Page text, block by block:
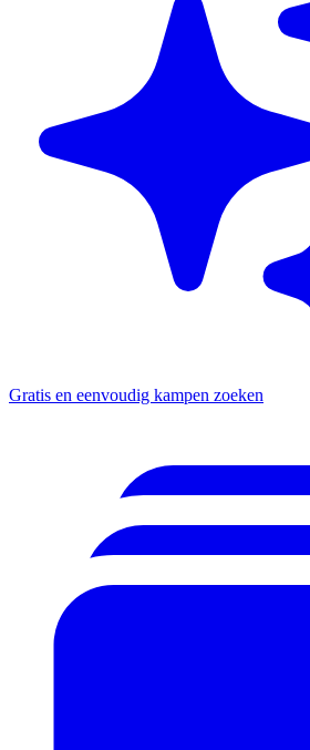
Gratis en eenvoudig kampen zoeken